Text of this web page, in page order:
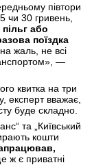
півтори
чи 30 гривень,
або
поїздка
на жаль, не всі
—
квитка на три
експерт вважає,
буде складно.
та „Київський
кошти
ж є приватні